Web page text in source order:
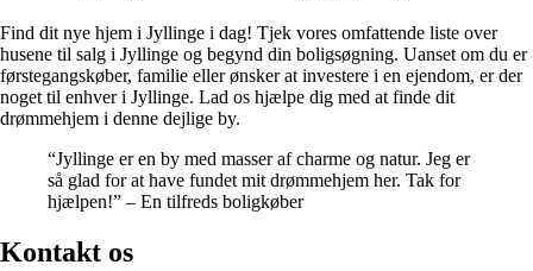
Find dit nye hjem i Jyllinge i dag! Tjek vores omfattende liste over
husene til salg i Jyllinge og begynd din boligsøgning. Uanset om du er
førstegangskøber, familie eller ønsker at investere i en ejendom, er der
noget til enhver i Jyllinge. Lad os hjælpe dig med at finde dit
drømmehjem i denne dejlige by.
“Jyllinge er en by med masser af charme og natur. Jeg er
så glad for at have fundet mit drømmehjem her. Tak for
hjælpen!” – En tilfreds boligkøber
Kontakt os